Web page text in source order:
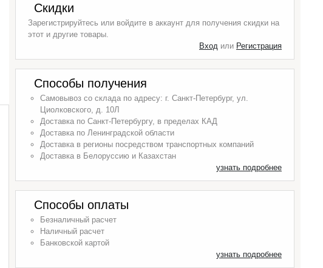
Скидки
Зарегистрируйтесь или войдите в аккаунт для получения скидки на
этот и другие товары.
Вход или Регистрация
Способы получения
Самовывоз со склада по адресу: г. Санкт-Петербург, ул.
Циолковского, д. 10Л
Доставка по Санкт-Петербургу, в пределах КАД
Доставка по Ленинградской области
Доставка в регионы посредством транспортных компаний
Доставка в Белоруссию и Казахстан
узнать подробнее
Способы оплаты
Безналичный расчет
Наличный расчет
Банковской картой
узнать подробнее